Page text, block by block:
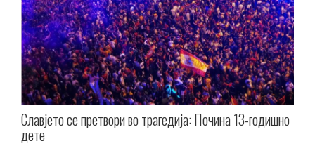
Славјето се претвори во трагедија: Почина 13-годишно
дете